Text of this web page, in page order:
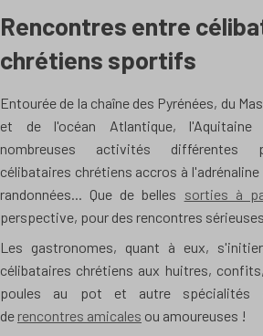
Rencontres entre
chrétiens sportifs
Entourée de la chaîne des Pyrénées, du
et de l'océan Atlantique,
nombreuses activités différentes
célibataires chrétiens accros à
randonnées... Que de belles sorties à
perspective, pour des rencontres
Les gastronomes, quant à eux,
célibataires chrétiens aux huitres,
poules au pot et autre spécialités
de rencontres amicales ou amoureuses !